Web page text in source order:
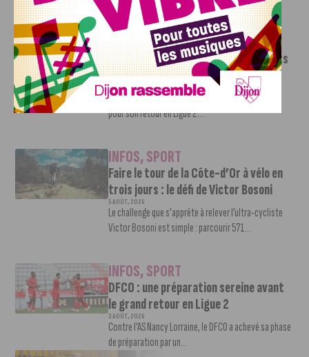
INFOS,SPORT
Le DFCO dévoile ses nouveaux maillots
pour la saison 2026-2027
6 AOÛT, 2026
Le club dijonnais a présenté ses nouveaux maillots
pour son retour en Ligue 2....
INFOS,SPORT
Faire le tour de la Côte-d’Or à vélo en
trois jours : le défi de Victor Bosoni
5 AOÛT, 2026
Le challenge que s’apprête à relever l’ultra-cycliste
Victor Bosoni est simple : parcourir 571...
INFOS,SPORT
DFCO : une préparation sereine avant
le grand retour en Ligue 2
3 AOÛT, 2026
Contre l’AS Nancy Lorraine, le DFCO a achevé sa phase
de préparation par un...